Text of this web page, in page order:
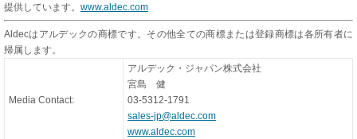
提供しています。 www.aldec.com
Aldecはアルデックの商標です。その他全ての商標または登録商標は各所有者に
帰属します。
Media Contact:
アルデック・ジャパン株式会社
宮島 健
03-5312-1791
sales-jp@aldec.com
www.aldec.com